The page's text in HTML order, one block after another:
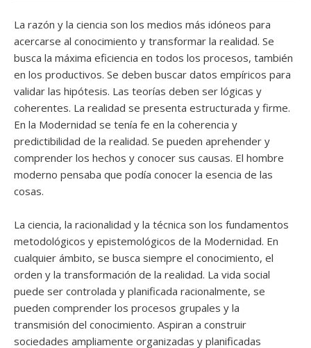
La razón y la ciencia son los medios más idóneos para
acercarse al conocimiento y transformar la realidad. Se
busca la máxima eficiencia en todos los procesos, también
en los productivos. Se deben buscar datos empíricos para
validar las hipótesis. Las teorías deben ser lógicas y
coherentes. La realidad se presenta estructurada y firme.
En la Modernidad se tenía fe en la coherencia y
predictibilidad de la realidad. Se pueden aprehender y
comprender los hechos y conocer sus causas. El hombre
moderno pensaba que podía conocer la esencia de las
cosas.
La ciencia, la racionalidad y la técnica son los fundamentos
metodológicos y epistemológicos de la Modernidad. En
cualquier ámbito, se busca siempre el conocimiento, el
orden y la transformación de la realidad. La vida social
puede ser controlada y planificada racionalmente, se
pueden comprender los procesos grupales y la
transmisión del conocimiento. Aspiran a construir
sociedades ampliamente organizadas y planificadas